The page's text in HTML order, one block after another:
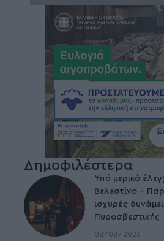
Δημοφιλέστερα
Υπό μερικό
Βελεστίνο –
ισχυρές
Πυροσβεστικής
08/08/2026